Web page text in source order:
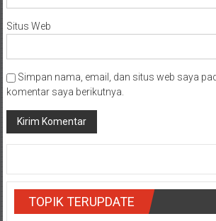
Situs Web
Simpan nama, email, dan situs web saya
komentar saya berikutnya.
TOPIK TERUPDATE